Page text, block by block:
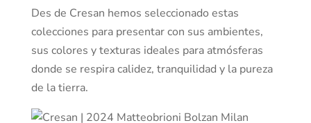
Des de Cresan hemos seleccionado estas
colecciones para presentar con sus ambientes,
sus colores y texturas ideales para atmósferas
donde se respira calidez, tranquilidad y la pureza
de la tierra.